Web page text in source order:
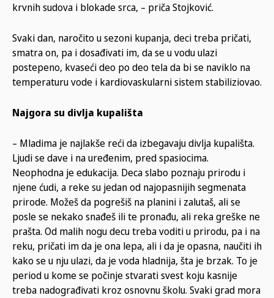
krvnih sudova i blokade srca, – priča Stojković.
Svaki dan, naročito u sezoni kupanja, deci treba pričati,
smatra on, pa i dosađivati im, da se u vodu ulazi
postepeno, kvaseći deo po deo tela da bi se naviklo na
temperaturu vode i kardiovaskularni sistem stabiliziovao.
Najgora su divlja kupališta
– Mladima je najlakše reći da izbegavaju divlja kupališta.
Ljudi se dave i na uređenim, pred spasiocima.
Neophodna je edukacija. Deca slabo poznaju prirodu i
njene ćudi, a reke su jedan od najopasnijih segmenata
prirode. Možeš da pogrešiš na planini i zalutaš, ali se
posle se nekako snađeš ili te pronađu, ali reka greške ne
prašta. Od malih nogu decu treba voditi u prirodu, pa i na
reku, pričati im da je ona lepa, ali i da je opasna, naučiti ih
kako se u nju ulazi, da je voda hladnija, šta je brzak. To je
period u kome se počinje stvarati svest koju kasnije
treba nadograđivati kroz osnovnu školu. Svaki grad mora